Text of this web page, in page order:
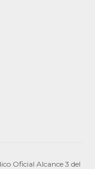
Oficial Alcance 3 del